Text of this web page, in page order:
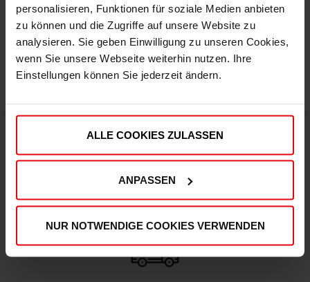
personalisieren, Funktionen für soziale Medien anbieten
zu können und die Zugriffe auf unsere Website zu
analysieren. Sie geben Einwilligung zu unseren Cookies,
wenn Sie unsere Webseite weiterhin nutzen. Ihre
Einstellungen können Sie jederzeit ändern.
ALLE COOKIES ZULASSEN
ANPASSEN
NUR NOTWENDIGE COOKIES VERWENDEN
IN DEN WARENKORB
DEINE VORTEILE IN UNSEREM SHOP